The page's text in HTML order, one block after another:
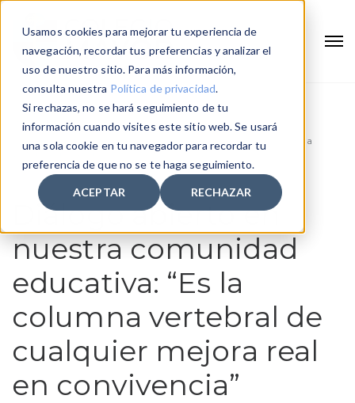
Usamos cookies para mejorar tu experiencia de
navegación, recordar tus preferencias y analizar el
uso de nuestro sitio. Para más información,
consulta nuestra Política de privacidad.
Si rechazas, no se hará seguimiento de tu
información cuando visites este sitio web. Se usará
una sola cookie en tu navegador para recordar tu
preferencia de que no se te haga seguimiento.
ACEPTAR RECHAZAR
Home
Diálogo abierto en nuestra comunidad educativa: “Es la columna
vertebral de cualquier mejora real en convivencia”
Diálogo abierto en
nuestra comunidad
educativa: “Es la
columna vertebral de
cualquier mejora real
en convivencia”